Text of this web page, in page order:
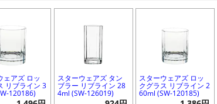
ェアズ ロッ
リブライン 3
120186)
スターウェアズ タン
ブラー リブライン 28
4ml (SW-126019)
スターウェアズ ロッ
クグラス リブライン 2
60ml (SW-120185)